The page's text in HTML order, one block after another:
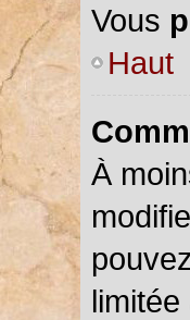
Vous
Haut
À